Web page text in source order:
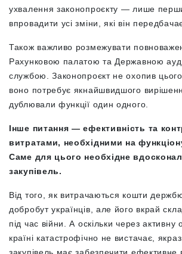
ухвалення законопроєкту — лише
впровадити усі зміни, які він
Також важливо розмежувати
Рахунковою палатою та Державною
службою. Законопроєкт не охопив
воно потребує якнайшвидшого
дублювали функції один одного.
Інше питання — ефективність та
витратами, необхідними на
Саме для цього необхідне
закупівель.
Від того, як витрачаються кошти
добробут українців, але його вкрай
під час війни. А оскільки через активну
країні катастрофічно не вистачає,
закупівель має забезпечити ефективне